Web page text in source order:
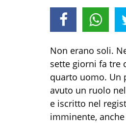
Non erano soli.
sette giorni fa tre
quarto uomo. Un
avuto un ruolo
e iscritto nel
imminente,